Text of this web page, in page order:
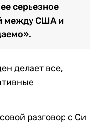
серьезное
между США и
делает все,
разговор с Си